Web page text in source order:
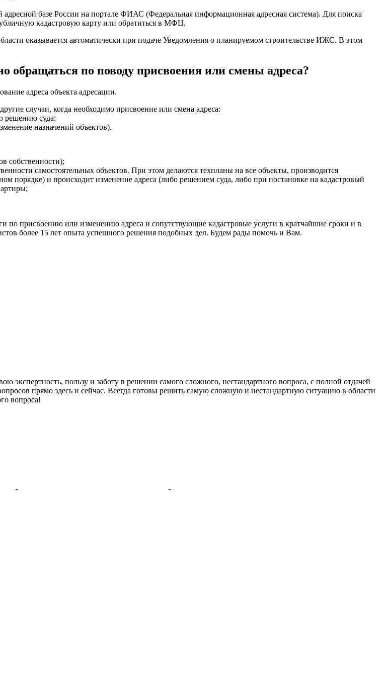
базе России на портале ФИАС (Федеральная информационная адресная система). Для поиска
кадастровую карту или обратиться в МФЦ.
оказывается автоматически при подаче Уведомления о планируемом строительстве ИЖС. В этом
обращаться по поводу присвоения или смены адреса?
адреса объекта адресации.
случаи, когда необходимо присвоение или смена адреса:
решению суда;
назначений объектов).
собственности);
самостоятельных объектов. При этом делаются техпланы на все объекты, производится
порядке) и происходит изменение адреса (либо решением суда, либо при постановке на кадастровый
присвоению или изменению адреса и сопутствующие кадастровые услуги в кратчайшие сроки и в
более 15 лет опыта успешного решения подобных дел. Будем рады помочь и Вам.
пользу и заботу в решении самого сложного, нестандартного вопроса, с полной отдачей
прямо здесь и сейчас. Всегда готовы решить самую сложную и нестандартную ситуацию в области
вопроса!